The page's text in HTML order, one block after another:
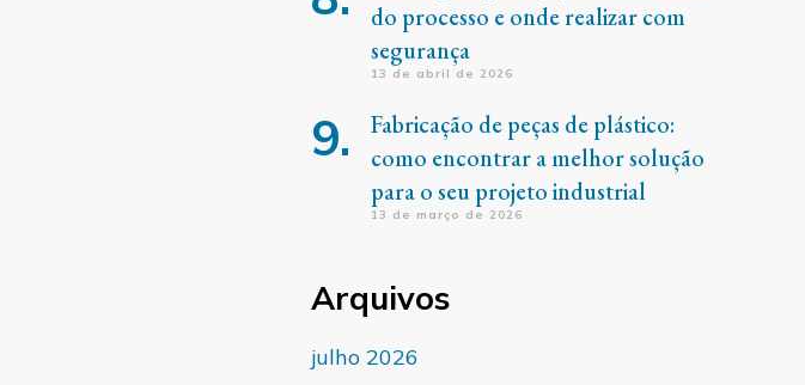
do processo e onde realizar com
segurança
13 de abril de 2026
Fabricação de peças de plástico:
como encontrar a melhor solução
para o seu projeto industrial
13 de março de 2026
Arquivos
julho 2026